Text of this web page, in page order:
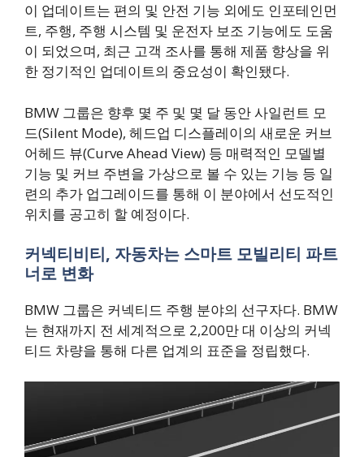
이 업데이트는 편의 및 안전 기능 외에도 인포테인먼
트, 주행, 주행 시스템 및 운전자 보조 기능에도 도움
이 되었으며, 최근 고객 조사를 통해 제품 향상을 위
한 정기적인 업데이트의 중요성이 확인됐다.
BMW 그룹은 향후 몇 주 및 몇 달 동안 사일런트 모
드(Silent Mode), 헤드업 디스플레이의 새로운 커브
어헤드 뷰(Curve Ahead View) 등 매력적인 모델별
기능 및 커브 주변을 가상으로 볼 수 있는 기능 등 일
련의 추가 업그레이드를 통해 이 분야에서 선도적인
위치를 공고히 할 예정이다.
커넥티비티, 자동차는 스마트 모빌리티 파트
너로 변화
BMW 그룹은 커넥티드 주행 분야의 선구자다. BMW
는 현재까지 전 세계적으로 2,200만 대 이상의 커넥
티드 차량을 통해 다른 업계의 표준을 정립했다.